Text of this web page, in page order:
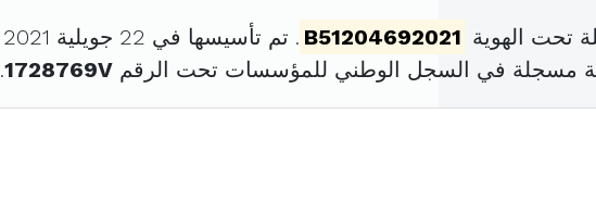
تحت الهوية B51204692021 . تم تأسيسها في 22 جويلية 2021 برأس مال قدره
مسجلة في السجل الوطني للمؤسسات تحت الرقم 1728769V
.